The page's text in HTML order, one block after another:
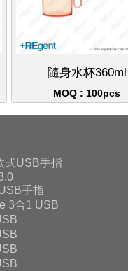
隨身水杯360ml
MOQ : 100pcs
式USB手指
手指
3合1 USB